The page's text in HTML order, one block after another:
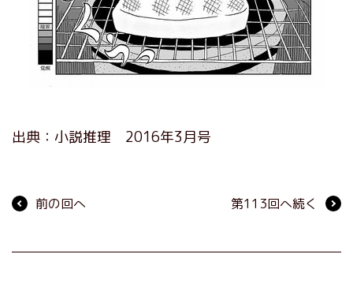
出典：小説推理 2016年3月号
前の回へ 第113回へ続く